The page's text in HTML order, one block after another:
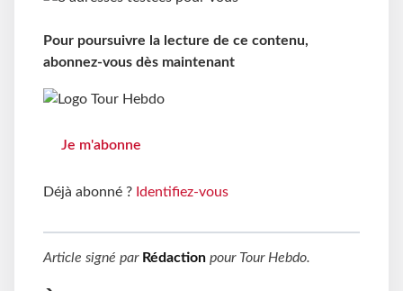
Pour poursuivre la lecture de ce contenu,
abonnez-vous dès maintenant
Je m'abonne
Déjà abonné ? Identifiez-vous
Article signé par Rédaction pour Tour Hebdo.